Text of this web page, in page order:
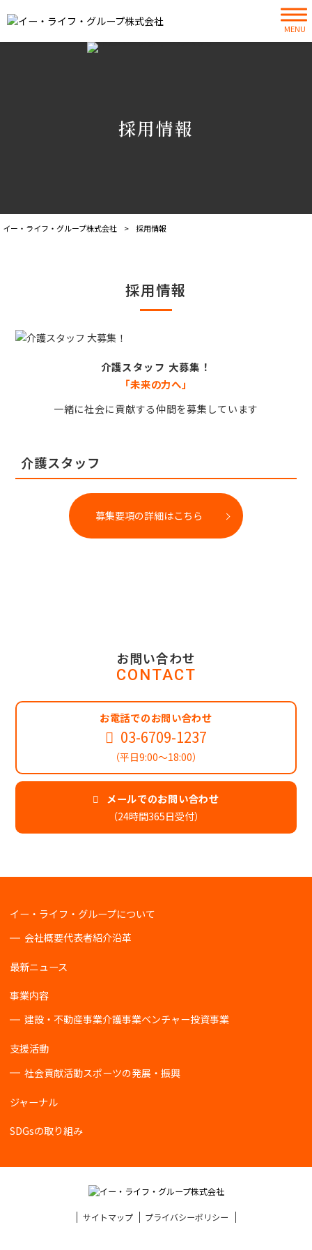
MENU
採用情報
イー・ライフ・グループ株式会社 > 採用情報
採用情報
介護スタッフ 大募集！
「未来の力へ」
一緒に社会に貢献する仲間を募集しています
介護スタッフ
募集要項の詳細はこちら
お問い合わせ
CONTACT
お電話でのお問い合わせ
03-6709-1237
（平日9:00～18:00）
メールでのお問い合わせ
（24時間365日受付）
イー・ライフ・グループについて
会社概要代表者紹介沿革
最新ニュース
事業内容
建設・不動産事業介護事業ベンチャー投資事業
支援活動
社会貢献活動スポーツの発展・振興
ジャーナル
SDGsの取り組み
サイトマップ プライバシーポリシー